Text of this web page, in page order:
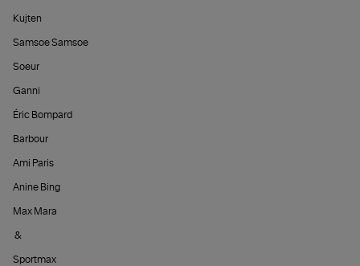
Kujten
Samsoe Samsoe
Soeur
Ganni
Éric Bompard
Barbour
Ami Paris
Anine Bing
Max Mara
&
Sportmax